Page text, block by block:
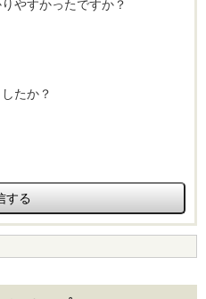
やすかったですか？
たか？